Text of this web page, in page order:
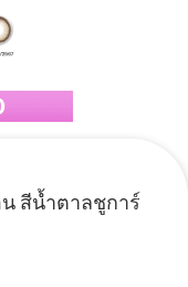
สีน้ำตาลชูการ์